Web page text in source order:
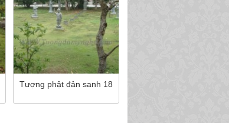
Tượng phật đản sanh 18